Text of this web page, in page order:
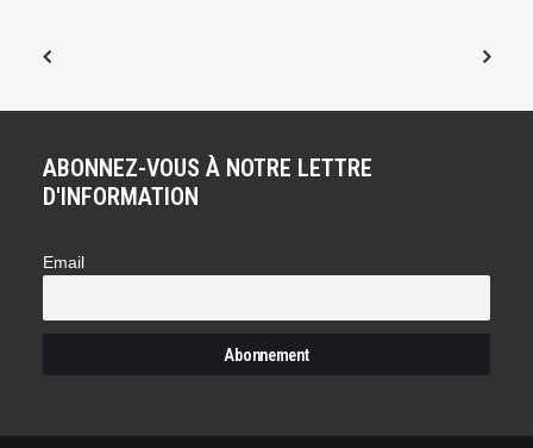
ABONNEZ-VOUS À NOTRE LETTRE
D'INFORMATION
Email